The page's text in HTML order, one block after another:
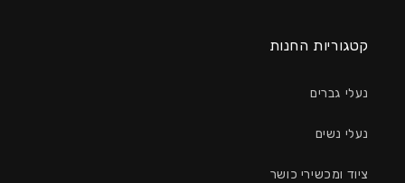
קטגוריות החנות
נעלי גברים
נעלי נשים
ציוד ומכשירי כושר